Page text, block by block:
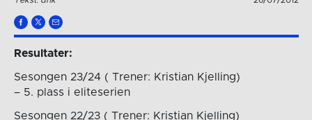
Resultater:
Sesongen 23/24 ( Trener: Kristian Kjelling)
– 5. plass i eliteserien
Sesongen 22/23 ( Trener: Kristian Kjelling)